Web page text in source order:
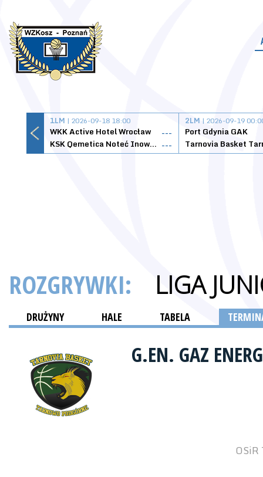
1LM | 2026-09-18 18:00
WKK Active Hotel Wrocław
---
KSK Qemetica Noteć Inowrocław ---
2LM | 2026-09-19
Port Gdynia GAK
ROZGRYWKI: LIGA
DRUŻYNY HALE TABELA
G.EN. GAZ
OSiR